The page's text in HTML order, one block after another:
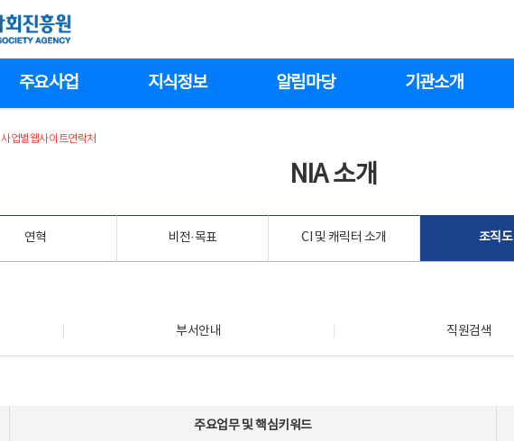
주요사업 지식정보 알림마당 기관소개
>
사업별웹사이트연락처
NIA 소개
연혁 비전·목표 CI 및 캐릭터 소개 조직도
부서안내 직원검색
주요업무및핵심키워드